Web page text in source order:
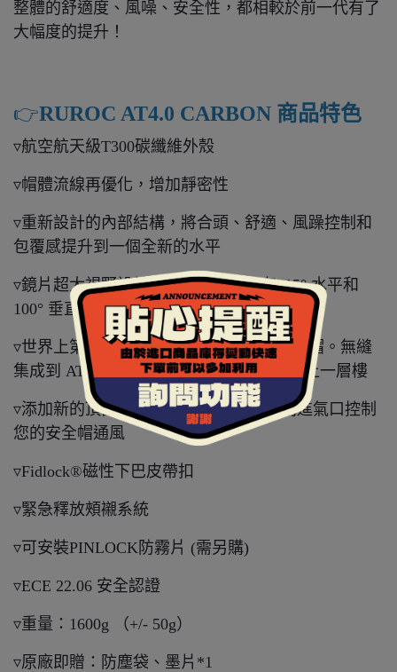
整體的舒適度、風噪、安全性，都相較於前一代有了
大幅度的提升！
👉️RUROC AT4.0 CARBON 商品特色
▿航空航天級T300碳纖維外殼
▿帽體流線再優化，增加靜密性
▿重新設計的內部結構，將合頭、舒適、風躁控制和
包覆感提升到一個全新的水平
▿鏡片超大視野設計，邊對邊鏡片具有215° 水平和
100° 垂直視野
▿世界上第一款採用 RHEON™ 技術的安全帽。無縫
集成到 ATLAS 4.0 頭頂內襯中，保護性更上一層樓
▿添加新的頂部通風口開關，通過開/關閉進氣口控制
您的安全帽通風
▿Fidlock®磁性下巴皮帶扣
▿緊急釋放頰襯系統
▿可安裝PINLOCK防霧片 (需另購)
▿ECE 22.06 安全認證
▿重量：1600g （+/- 50g）
▿原廠即贈：防塵袋、墨片*1